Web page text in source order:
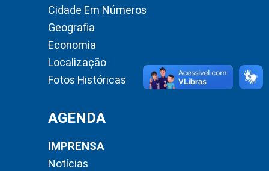
Cidade Em Números
Geografia
Economia
Localização
Fotos Históricas
AGENDA
IMPRENSA
Notícias